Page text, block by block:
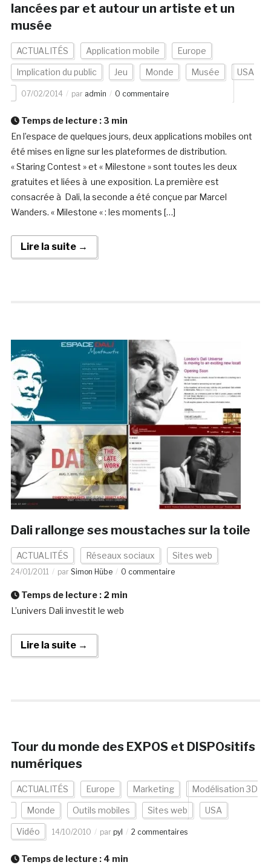
lancées par et autour un artiste et un
musée
ACTUALITÉS Application mobile Europe
Implication du public Jeu Monde Musée USA
07/02/2014 par admin 0 commentaire
Temps de lecture : 3 min
En l’espace de quelques jours, deux applications mobiles ont
été mises en ligne sur les plateformes de distribution.
« Staring Contest » et « Milestone » sont toutes les deux
gratuites et liées à une exposition. La première est
consacrée à Dali, la seconde a été conçue par Marcel
Wanders. « Milestone « : les moments […]
Lire la suite →
Dali rallonge ses moustaches sur la toile
ACTUALITÉS Réseaux sociaux Sites web
24/01/2011 par Simon Hübe 0 commentaire
Temps de lecture : 2 min
L’univers Dali investit le web
Lire la suite →
Tour du monde des EXPOS et DISPOsitifs
numériques
ACTUALITÉS Europe Marketing Modélisation 3D
Monde Outils mobiles Sites web USA
Vidéo 14/10/2010 par pyl 2 commentaires
Temps de lecture : 4 min